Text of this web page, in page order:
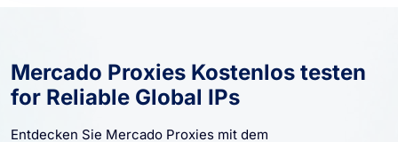
Mercado Proxies Kostenlos testen
for Reliable Global IPs